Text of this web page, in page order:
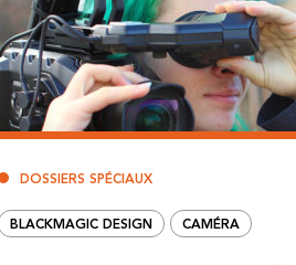
DOSSIERS SPÉCIAUX
BLACKMAGIC DESIGN CAMÉRA